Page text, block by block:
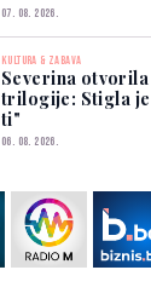
07. 08. 2026.
KULTURA & ZABAVA
Severina
trilogije: Stigla je
ti"
06. 08. 2026.